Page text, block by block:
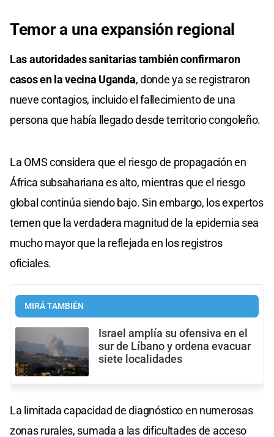
Temor a una expansión regional
Las autoridades sanitarias también confirmaron
casos en la vecina Uganda, donde ya se registraron
nueve contagios, incluido el fallecimiento de una
persona que había llegado desde territorio congoleño.
La OMS considera que el riesgo de propagación en
África subsahariana es alto, mientras que el riesgo
global continúa siendo bajo. Sin embargo, los expertos
temen que la verdadera magnitud de la epidemia sea
mucho mayor que la reflejada en los registros
oficiales.
MIRÁ TAMBIÉN
Israel amplía su ofensiva en el
sur de Líbano y ordena evacuar
siete localidades
La limitada capacidad de diagnóstico en numerosas
zonas rurales, sumada a las dificultades de acceso